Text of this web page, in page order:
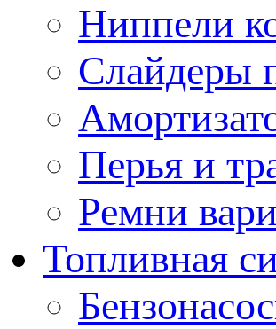
Ниппели
Слайдеры
Перья и
Ремни
Топливная